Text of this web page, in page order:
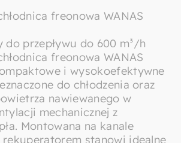
freonowa WANAS
do przepływu do 600 m³/h
freonowa WANAS
i wysokoefektywne
do chłodzenia oraz
nawiewanego w
mechanicznej z
Montowana na kanale
rekuperatorem stanowi idealne